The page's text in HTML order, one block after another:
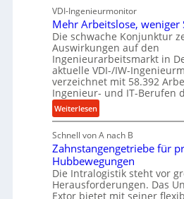
n
d
H
y
d
r
a
u
l
i
m
V
e
d
l
a
n
g
l
e
b
i
g
e
K
u
g
r
o
n
e
s
s
t
e
i
g
r
t
U
VDI-Ingenieurmonitor
Mehr Arbeitslose, weniger
Die schwache Konjunktur
Auswirkungen auf den
Ingenieurarbeitsmarkt in
aktuelle VDI-/IW-
verzeichnet mit 58.392
Ingenieur- und IT-Berufen
Weiterlesen:
M
e
h
r
A
r
Schnell von A nach B
Zahnstangengetriebe für
Hubbewegungen
Die Intralogistik steht vor
Herausforderungen. Das
Extor bietet mit seiner